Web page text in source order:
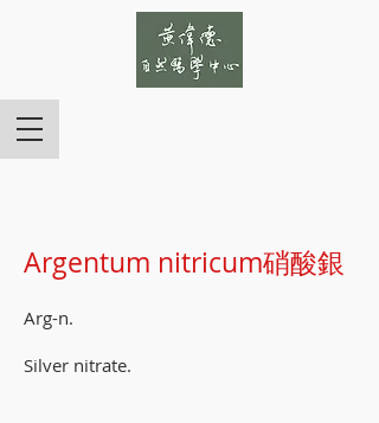
Argentum nitricum硝酸銀
Arg-n.
Silver nitrate.